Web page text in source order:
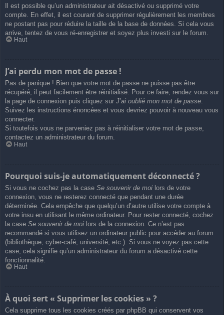
Il est possible qu’un administrateur ait désactivé ou supprimé votre
compte. En effet, il est courant de supprimer régulièrement les membres
ne postant pas pour réduire la taille de la base de données. Si cela vous
arrive, tentez de vous ré-enregistrer et soyez plus investi sur le forum.
Haut
J’ai perdu mon mot de passe !
Pas de panique ! Bien que votre mot de passe ne puisse pas être
récupéré, il peut facilement être réinitialisé. Pour ce faire, rendez vous sur
la page de connexion puis cliquez sur J’ai oublié mon mot de passe.
Suivez les instructions énoncées et vous devriez pouvoir à nouveau vous
connecter.
Si toutefois vous ne parveniez pas à réinitialiser votre mot de passe,
contactez un administrateur du forum.
Haut
Pourquoi suis-je automatiquement déconnecté ?
Si vous ne cochez pas la case Se souvenir de moi lors de votre
connexion, vous ne resterez connecté que pendant une durée
déterminée. Cela empêche que quelqu’un d’autre utilise votre compte à
votre insu en utilisant le même ordinateur. Pour rester connecté, cochez
la case Se souvenir de moi lors de la connexion. Ce n’est pas
recommandé si vous utilisez un ordinateur public pour accéder au forum
(bibliothèque, cyber-café, université, etc.). Si vous ne voyez pas cette
case, cela signifie qu’un administrateur du forum a désactivé cette
fonctionnalité.
Haut
À quoi sert « Supprimer les cookies » ?
Cela supprime tous les cookies créés par phpBB qui conservent vos